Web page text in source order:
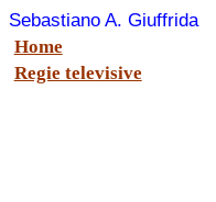
Sebastiano A. Giuffrida
Home
Regie televisive